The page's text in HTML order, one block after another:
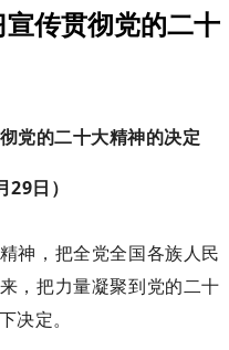
传贯彻党的二十
党的二十大精神的决定
29日）
神，把全党全国各族人民
，把力量凝聚到党的二十
决定。